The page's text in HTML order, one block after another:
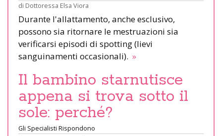
di Dottoressa Elsa Viora
Durante l'allattamento, anche esclusivo,
possono sia ritornare le mestruazioni sia
verificarsi episodi di spotting (lievi
sanguinamenti occasionali). »
Il bambino starnutisce
appena si trova sotto il
sole: perché?
Gli Specialisti Rispondono